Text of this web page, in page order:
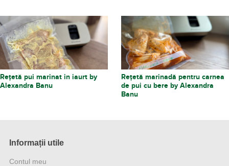
Rețetă pui marinat in iaurt by
Alexandra Banu
Rețetă marinadă pentru carnea
de pui cu bere by Alexandra
Banu
Informații utile
Contul meu